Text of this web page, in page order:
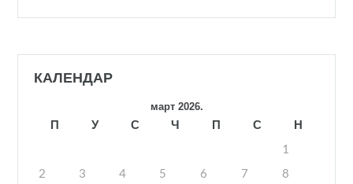
КАЛЕНДАР
март 2026.
П У С Ч П С
Н
1
2
3 4 5 6 7
8